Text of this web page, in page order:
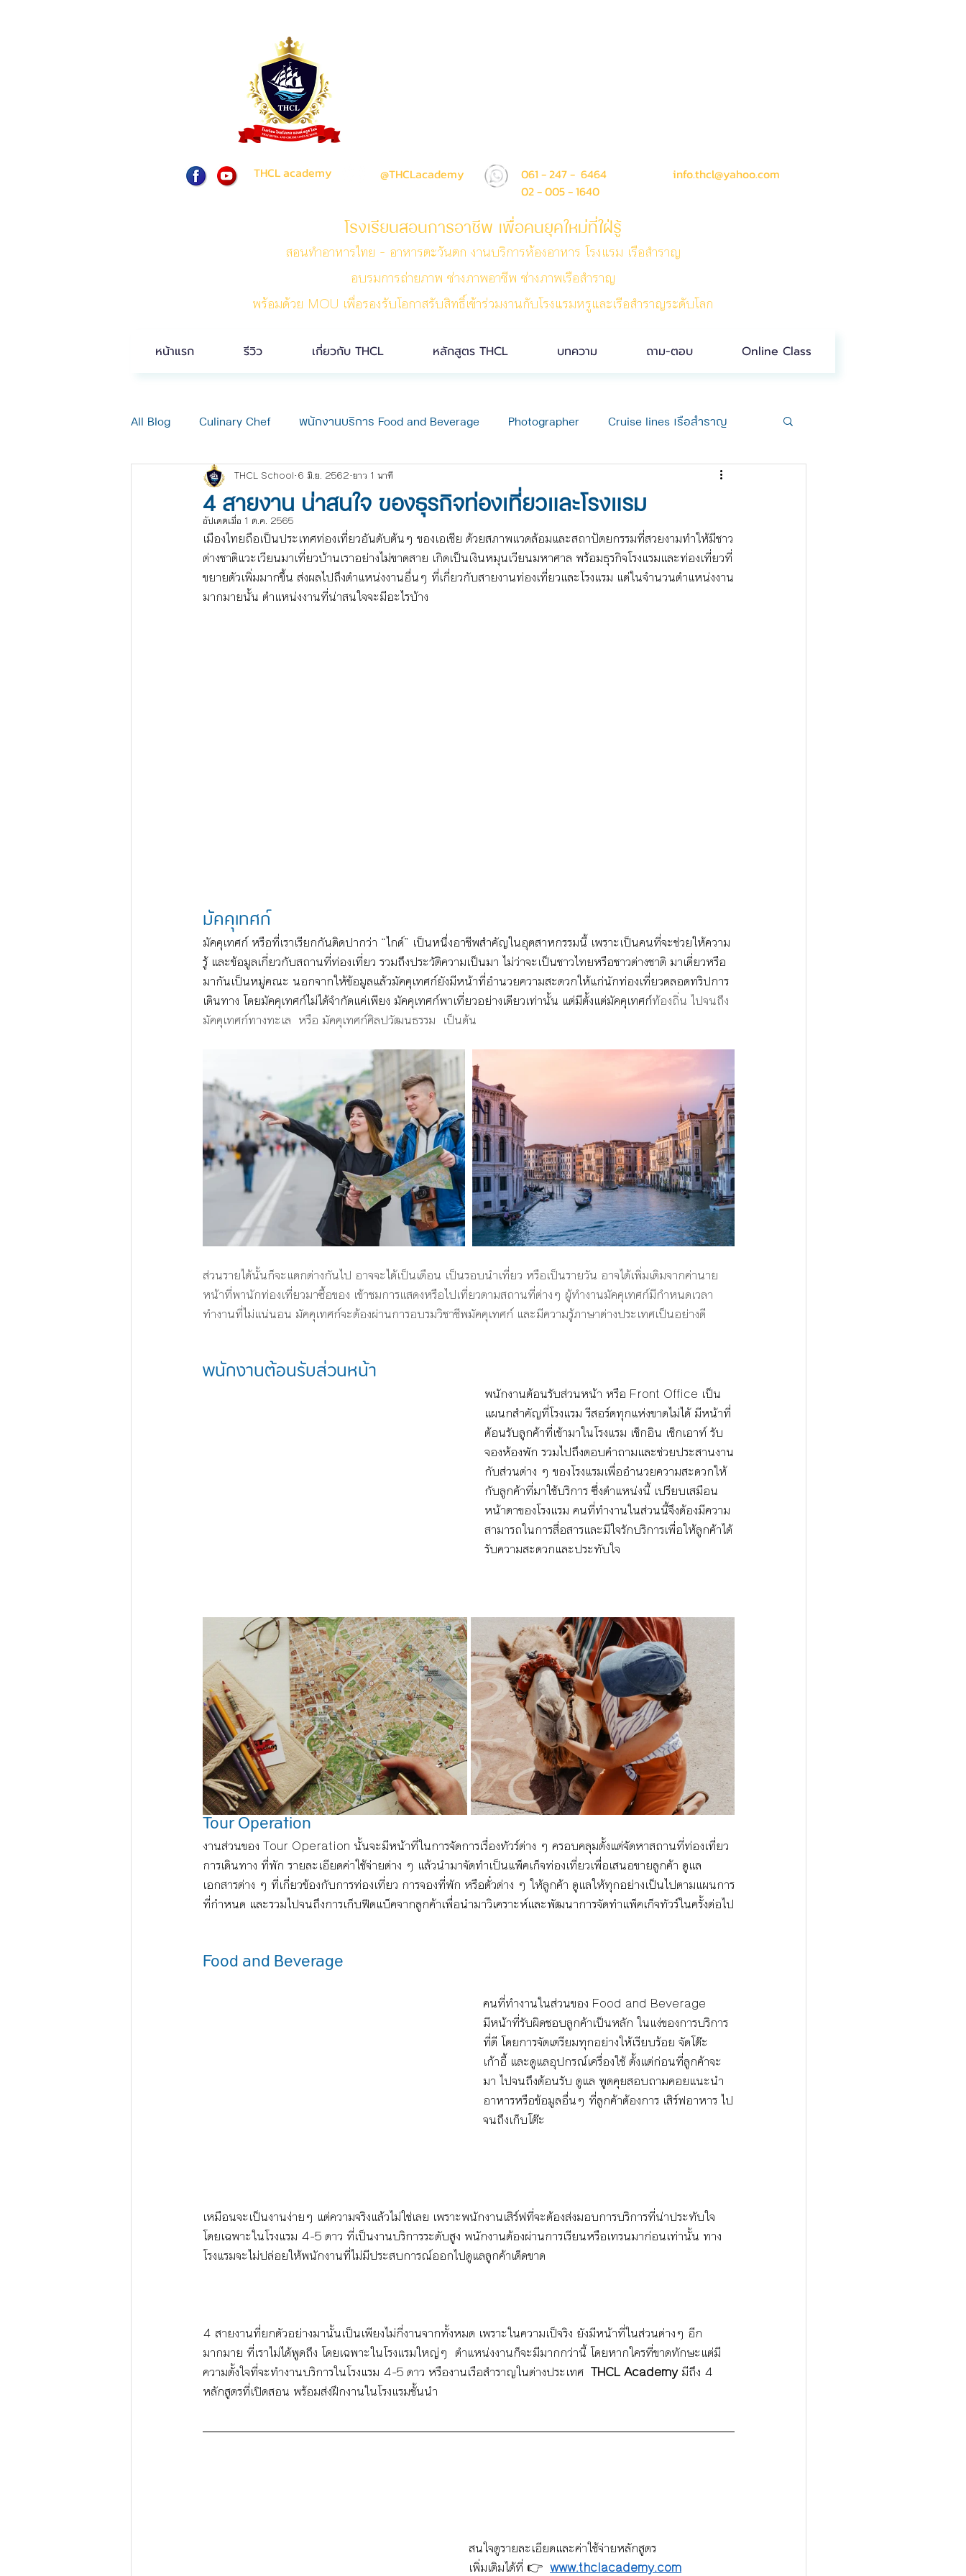
THCL academy @THCLacademy
061 - 247 - 6464
02 - 005 - 1640
info.thcl@yahoo.com
โรงเรียนสอนการอาชีพ เพื่อคนยุคใหม่ที่ใฝ่รู้
สอนทำอาหารไทย - อาหารตะวันตก งานบริการห้องอาหาร โรงแรม เรือสำราญ
อบรมการถ่ายภาพ ช่างภาพอาชีพ ช่างภาพเรือสำราญ
พร้อมด้วย MOU เพื่อรองรับโอกาสรับสิทธิ์เข้าร่วมงานกับโรงแรมหรูและเรือสำราญระดับโลก
หน้าแรก รีวิว เกี่ยวกับ THCL หลักสูตร THCL บทความ ถาม-ตอบ Online Class
All Blog Culinary Chef พนักงานบริการ Food and Beverage Photographer Cruise lines เรือสำราญ
โรงแรม Hotel ข่าวสารกิจกรรม News
4 สายงาน น่าสนใจ ของธุรกิจท่องเที่ยวและโรงแรม
THCL School 6 มิ.ย. 2562 ยาว 1 นาที
อัปเดตเมื่อ 1 ต.ค. 2565
เมืองไทยถือเป็นประเทศท่องเที่ยวอันดับต้นๆ ของเอเชีย ด้วยสภาพแวดล้อมและสถาปัตยกรรมที่สวยงามทำให้มีชาว
ต่างชาติแวะเวียนมาเที่ยวบ้านเราอย่างไม่ขาดสาย เกิดเป็นเงินหมุนเวียนมหาศาล พร้อมธุรกิจโรงแรมและท่องเที่ยวที่
ขยายตัวเพิ่มมากขึ้น ส่งผลไปถึงตำแหน่งงานอื่นๆ ที่เกี่ยวกับสายงานท่องเที่ยวและโรงแรม แต่ในจำนวนตำแหน่งงาน
มากมายนั้น ตำแหน่งงานที่น่าสนใจจะมีอะไรบ้าง
มัคคุเทศก์
มัคคุเทศก์ หรือที่เราเรียกกันติดปากว่า “ไกด์” เป็นหนึ่งอาชีพสำคัญในอุตสาหกรรมนี้ เพราะเป็นคนที่จะช่วยให้ความ
รู้ และข้อมูลเกี่ยวกับสถานที่ท่องเที่ยว รวมถึงประวัติความเป็นมา ไม่ว่าจะเป็นชาวไทยหรือชาวต่างชาติ มาเดี่ยวหรือ
มากันเป็นหมู่คณะ นอกจากให้ข้อมูลแล้วมัคคุเทศก์ยังมีหน้าที่อำนวยความสะดวกให้แก่นักท่องเที่ยวตลอดทริปการ
เดินทาง โดยมัคคุเทศก์ไม่ได้จำกัดแค่เพียง มัคคุเทศก์พาเที่ยวอย่างเดียวเท่านั้น แต่มีตั้งแต่มัคคุเทศก์ท้องถิ่น ไปจนถึง
มัคคุเทศก์ทางทะเล  หรือ มัคคุเทศก์ศิลปวัฒนธรรม  เป็นต้น
ส่วนรายได้นั้นก็จะแตกต่างกันไป อาจจะได้เป็นเดือน เป็นรอบนำเที่ยว หรือเป็นรายวัน อาจได้เพิ่มเติมจากค่านาย
หน้าที่พานักท่องเที่ยวมาซื้อของ เข้าชมการแสดงหรือไปเที่ยวตามสถานที่ต่างๆ ผู้ทำงานมัคคุเทศก์มีกำหนดเวลา
ทำงานที่ไม่แน่นอน มัคคุเทศก์จะต้องผ่านการอบรมวิชาชีพมัคคุเทศก์ และมีความรู้ภาษาต่างประเทศเป็นอย่างดี
พนักงานต้อนรับส่วนหน้า
พนักงานต้อนรับส่วนหน้า หรือ Front Office เป็น
แผนกสำคัญที่โรงแรม รีสอร์ตทุกแห่งขาดไม่ได้ มีหน้าที่
ต้อนรับลูกค้าที่เข้ามาในโรงแรม เช็กอิน เช็กเอาท์ รับ
จองห้องพัก รวมไปถึงตอบคำถามและช่วยประสานงาน
กับส่วนต่าง ๆ ของโรงแรมเพื่ออำนวยความสะดวกให้
กับลูกค้าที่มาใช้บริการ ซึ่งตำแหน่งนี้ เปรียบเสมือน
หน้าตาของโรงแรม คนที่ทำงานในส่วนนี้จึงต้องมีความ
สามารถในการสื่อสารและมีใจรักบริการเพื่อให้ลูกค้าได้
รับความสะดวกและประทับใจ
Tour Operation
งานส่วนของ Tour Operation นั้นจะมีหน้าที่ในการจัดการเรื่องทัวร์ต่าง ๆ ครอบคลุมตั้งแต่จัดหาสถานที่ท่องเที่ยว
การเดินทาง ที่พัก รายละเอียดค่าใช้จ่ายต่าง ๆ แล้วนำมาจัดทำเป็นแพ็คเก็จท่องเที่ยวเพื่อเสนอขายลูกค้า ดูแล
เอกสารต่าง ๆ ที่เกี่ยวข้องกับการท่องเที่ยว การจองที่พัก หรือตั๋วต่าง ๆ ให้ลูกค้า ดูแลให้ทุกอย่างเป็นไปตามแผนการ
ที่กำหนด และรวมไปจนถึงการเก็บฟีดแบ็คจากลูกค้าเพื่อนำมาวิเคราะห์และพัฒนาการจัดทำแพ็คเก็จทัวร์ในครั้งต่อไป
Food and Beverage
คนที่ทำงานในส่วนของ Food and Beverage
มีหน้าที่รับผิดชอบลูกค้าเป็นหลัก ในแง่ของการบริการ
ที่ดี โดยการจัดเตรียมทุกอย่างให้เรียบร้อย จัดโต๊ะ
เก้าอี้ และดูแลอุปกรณ์เครื่องใช้ ตั้งแต่ก่อนที่ลูกค้าจะ
มา ไปจนถึงต้อนรับ ดูแล พูดคุยสอบถามคอยแนะนำ
อาหารหรือข้อมูลอื่นๆ ที่ลูกค้าต้องการ เสิร์ฟอาหาร ไป
จนถึงเก็บโต๊ะ
เหมือนจะเป็นงานง่ายๆ แต่ความจริงแล้วไม่ใช่เลย เพราะพนักงานเสิร์ฟที่จะต้องส่งมอบการบริการที่น่าประทับใจ
โดยเฉพาะในโรงแรม 4-5 ดาว ที่เป็นงานบริการระดับสูง พนักงานต้องผ่านการเรียนหรือเทรนมาก่อนเท่านั้น ทาง
โรงแรมจะไม่ปล่อยให้พนักงานที่ไม่มีประสบการณ์ออกไปดูแลลูกค้าเด็ดขาด
4 สายงานที่ยกตัวอย่างมานั้นเป็นเพียงไม่กี่งานจากทั้งหมด เพราะในความเป็จริง ยังมีหน้าที่ในส่วนต่างๆ อีก
มากมาย ที่เราไม่ได้พูดถึง โดยเฉพาะในโรงแรมใหญ่ๆ  ตำแหน่งงานก็จะมีมากกว่านี้ โดยหากใครที่ขาดทักษะแต่มี
ความตั้งใจที่จะทำงานบริการในโรงแรม 4-5 ดาว หรืองานเรือสำราญในต่างประเทศ THCL Academy มีถึง 4
หลักสูตรที่เปิดสอน พร้อมส่งฝึกงานในโรงแรมชั้นนำ
สนใจดูรายละเอียดและค่าใช้จ่ายหลักสูตร
เพิ่มเติมได้ที่ 👉 www.thclacademy.com